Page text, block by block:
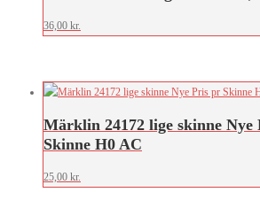
36,00 kr.
Märklin 24172 lige skinne Nye
Skinne H0 AC
25,00 kr.